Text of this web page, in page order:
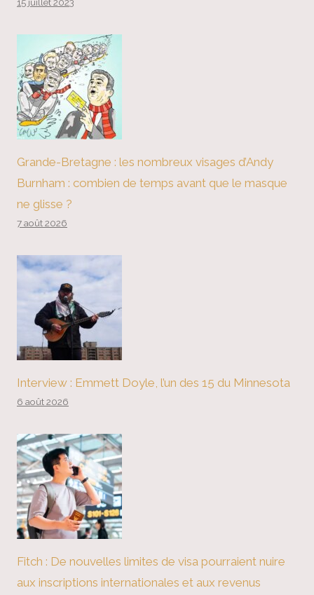
Grande-Bretagne : les nombreux visages d’Andy
Burnham : combien de temps avant que le masque
ne glisse ?
7 août 2026
Interview : Emmett Doyle, l’un des 15 du Minnesota
6 août 2026
Fitch : De nouvelles limites de visa pourraient nuire
aux inscriptions internationales et aux revenus